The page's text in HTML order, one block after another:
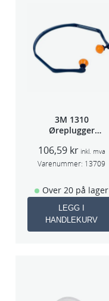
3M 1310
Øreplugger
106,59 kr inkl. mva
Varenummer: 13709
Over 20 på lager
LEGG I
HANDLEKURV